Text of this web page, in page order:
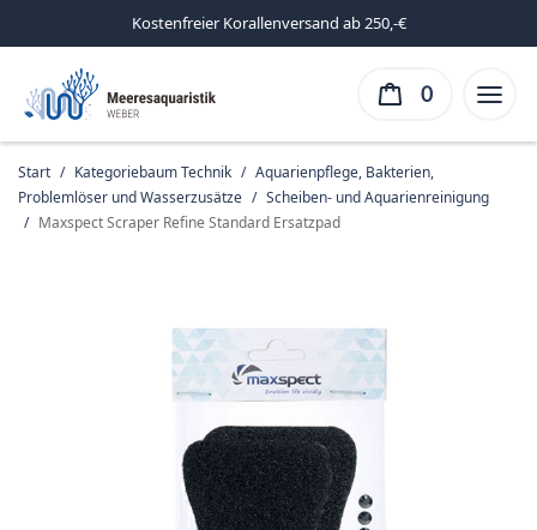
Kostenfreier Korallenversand ab 250,-€
0
Start / Kategoriebaum Technik / Aquarienpflege, Bakterien,
Problemlöser und Wasserzusätze / Scheiben- und Aquarienreinigung
/ Maxspect Scraper Refine Standard Ersatzpad